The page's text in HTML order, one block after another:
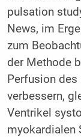
pulsation
News, im
zum
der Methode
Perfusion
verbessern,
Ventrikel
myokardialen